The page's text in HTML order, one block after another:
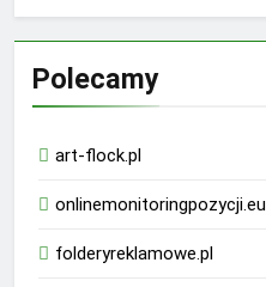
Polecamy
art-flock.pl
onlinemonitoringpozycji.eu
folderyreklamowe.pl